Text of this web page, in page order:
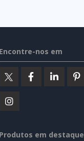
Encontre-nos em
Produtos em destaque